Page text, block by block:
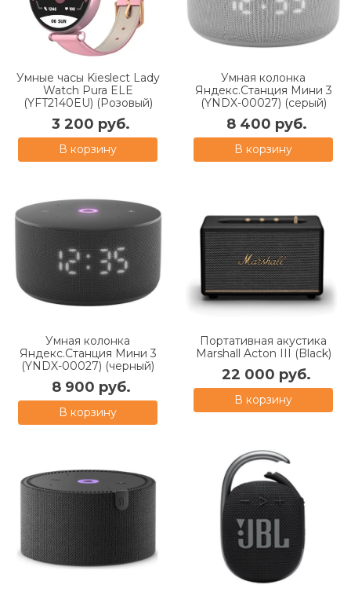
Умные часы Kieslect Lady
Watch Pura ELE
(YFT2140EU) (Розовый)
3 200 руб.
В корзину
Умная колонка
Яндекс.Станция Мини 3
(YNDX-00027) (серый)
8 400 руб.
В корзину
Умная колонка
Яндекс.Станция Мини 3
(YNDX-00027) (черный)
8 900 руб.
В корзину
Портативная акустика
Marshall Acton III (Black)
22 000 руб.
В корзину